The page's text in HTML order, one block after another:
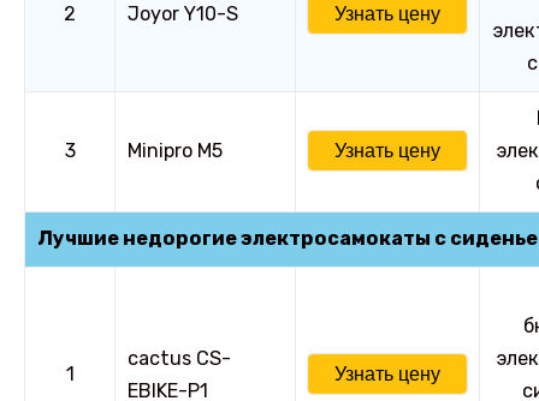
2 Joyor Y10-S Узнать цену
3 Minipro M5 Узнать цену
Лучшие недорогие электросамокаты с
1
cactus CS-
EBIKE-P1
Узнать цену